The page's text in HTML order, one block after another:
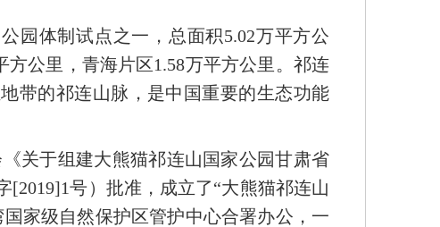
园体制试点之一，总面积5.02万平方公
公里，青海片区1.58万平方公里。祁连
带的祁连山脉，是中国重要的生态功能
关于组建大熊猫祁连山国家公园甘肃省
号）批准，成立了“大熊猫祁连山
家级自然保护区管护中心合署办公，一